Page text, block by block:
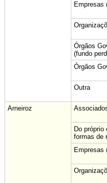
Empresas
Órgãos
(fundo
Órgãos
Outra
Arneiroz
Do
formas de
Empresas